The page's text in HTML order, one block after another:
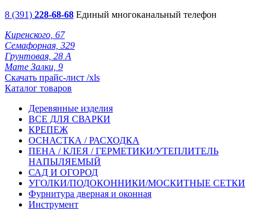
8 (391) 228-68-68 Единый многоканальный телефон
Киренского, 67
Семафорная, 329
Грунтовая, 28 А
Мате Залки, 9
Скачать прайс-лист /xls
Каталог товаров
Деревянные изделия
ВСЕ ДЛЯ СВАРКИ
КРЕПЕЖ
ОСНАСТКА / РАСХОДКА
ПЕНА / КЛЕЯ / ГЕРМЕТИКИ/УТЕПЛИТЕЛЬ
НАПЫЛЯЕМЫЙ
САД И ОГОРОД
УГОЛКИ/ПОДОКОННИКИ/МОСКИТНЫЕ СЕТКИ
Фурнитура дверная и оконная
Инструмент